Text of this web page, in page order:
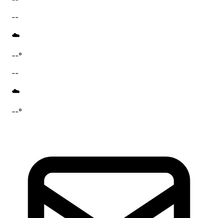
--
☁️
--°
--
☁️
--°